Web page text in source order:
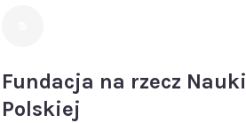
Fundacja na rzecz Nauki
Polskiej